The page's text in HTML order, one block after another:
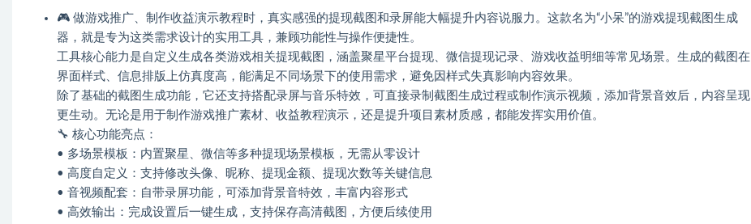
🎮 做游戏推广、制作收益演示教程时，真实感强的提现截图和录屏能大幅提升内容说服力。这款名为“小呆”的游戏提现截图生成
器，就是专为这类需求设计的实用工具，兼顾功能性与操作便捷性。
工具核心能力是自定义生成各类游戏相关提现截图，涵盖聚星平台提现、微信提现记录、游戏收益明细等常见场景。生成的截图在
界面样式、信息排版上仿真度高，能满足不同场景下的使用需求，避免因样式失真影响内容效果。
除了基础的截图生成功能，它还支持搭配录屏与音乐特效，可直接录制截图生成过程或制作演示视频，添加背景音效后，内容呈现
更生动。无论是用于制作游戏推广素材、收益教程演示，还是提升项目素材质感，都能发挥实用价值。
🔧 核心功能亮点：
• 多场景模板：内置聚星、微信等多种提现场景模板，无需从零设计
• 高度自定义：支持修改头像、昵称、提现金额、提现次数等关键信息
• 音视频配套：自带录屏功能，可添加背景音特效，丰富内容形式
• 高效输出：完成设置后一键生成，支持保存高清截图，方便后续使用